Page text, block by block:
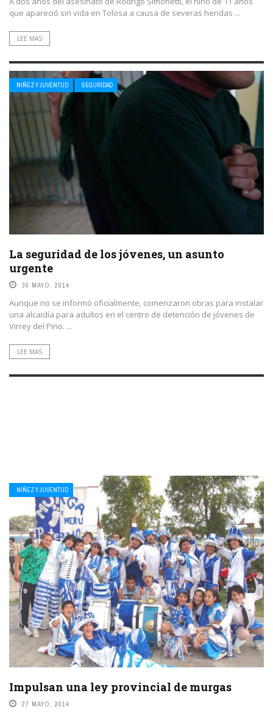
que apareció sin vida en Tolosa a causa de severas heridas ...
LEE MAS
NIÑEZ Y JUVENTUD SEGURIDAD
La seguridad de los jóvenes, un asunto
urgente
30 MAYO, 2014
Aunque no se informó oficialmente, comenzaron obras para instalar
una alcaidía para adultos en el centro de detención de jóvenes de
Virrey del Pino. ...
LEE MAS
NIÑEZ Y JUVENTUD
Impulsan una ley provincial de murgas
27 MAYO, 2014